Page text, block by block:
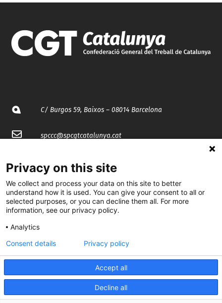
C/ Burgos 59, Baixos – 08014 Barcelona
spccc@spcgtcatalunya.cat
@CGTCatalunya
cgtcatalunya
CGTCatalunya
cgtcatalunya
Desenvolupat per
Privacy on this site
We collect and process your data on this site to better
understand how it is used. You can give your consent to all or
selected purposes, or you can decline them all. For more
information, see our privacy policy.
Analytics
Accept all
Decline all
Consent details Privacy policy